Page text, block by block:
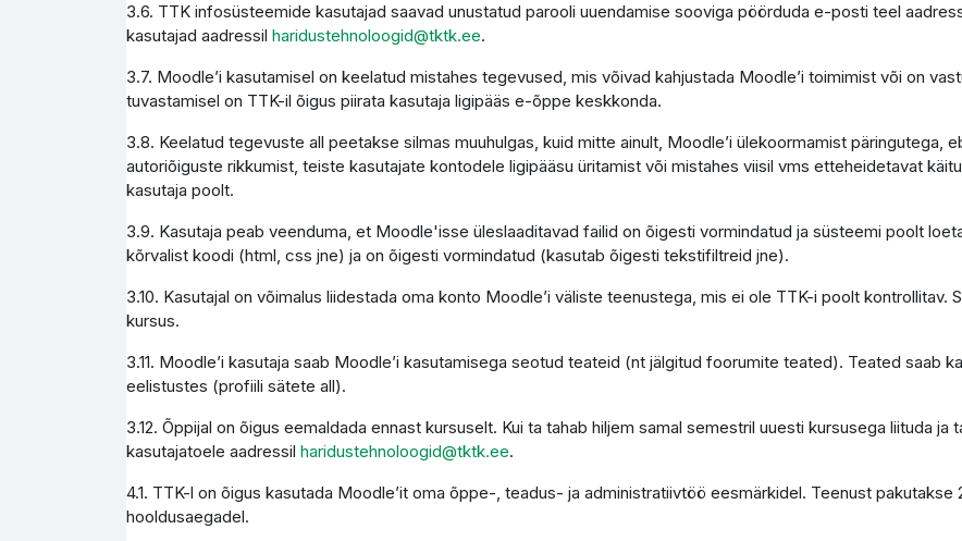
3.6. TTK infosüsteemide kasutajad saavad unustatud parooli uuendamise sooviga pöörduda e-posti teel
kasutajad aadressil haridustehnoloogid@tktk.ee.
3.7. Moodle’i kasutamisel on keelatud mistahes tegevused, mis võivad kahjustada Moodle’i toimimist või on
tuvastamisel on TTK-il õigus piirata kasutaja ligipääs e-õppe keskkonda.
3.8. Keelatud tegevuste all peetakse silmas muuhulgas, kuid mitte ainult, Moodle’i ülekoormamist päringutega,
autoriõiguste rikkumist, teiste kasutajate kontodele ligipääsu üritamist või mistahes viisil vms etteheidetavat
kasutaja poolt.
3.9. Kasutaja peab veenduma, et Moodle'isse üleslaaditavad failid on õigesti vormindatud ja süsteemi poolt
kõrvalist koodi (html, css jne) ja on õigesti vormindatud (kasutab õigesti tekstifiltreid jne).
3.10. Kasutajal on võimalus liidestada oma konto Moodle’i väliste teenustega, mis ei ole TTK-i poolt
kursus.
3.11. Moodle’i kasutaja saab Moodle’i kasutamisega seotud teateid (nt jälgitud foorumite teated). Teated saab
eelistustes (profiili sätete all).
3.12. Õppijal on õigus eemaldada ennast kursuselt. Kui ta tahab hiljem samal semestril uuesti kursusega liituda
kasutajatoele aadressil haridustehnoloogid@tktk.ee.
4.1. TTK-l on õigus kasutada Moodle’it oma õppe-, teadus- ja administratiivtöö eesmärkidel. Teenust
hooldusaegadel.